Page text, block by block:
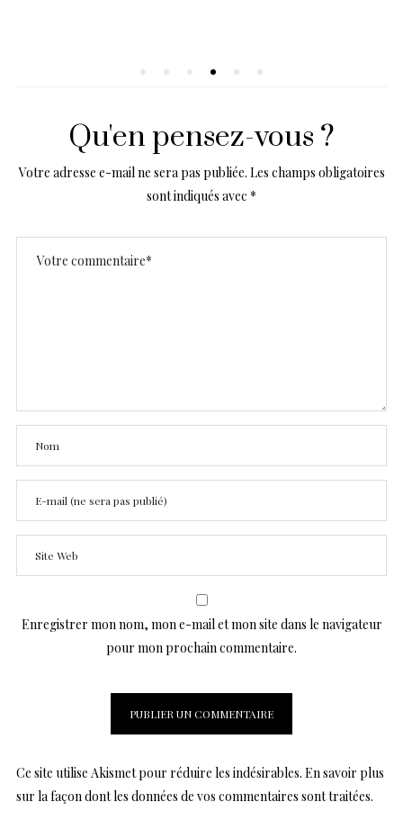
Qu'en pensez-vous ?
Votre adresse e-mail ne sera pas publiée. Les champs obligatoires
sont indiqués avec *
Enregistrer mon nom, mon e-mail et mon site dans le navigateur
pour mon prochain commentaire.
Ce site utilise Akismet pour réduire les indésirables. En savoir plus
sur la façon dont les données de vos commentaires sont traitées.